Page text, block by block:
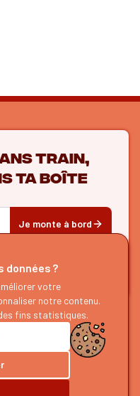
train,
ta boîte
Je monte à bord
désabonner
données ?
votre
notre contenu.
fins statistiques.